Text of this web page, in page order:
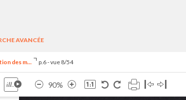
AVANCÉE
des m... p.6 - vue 8/54
90%